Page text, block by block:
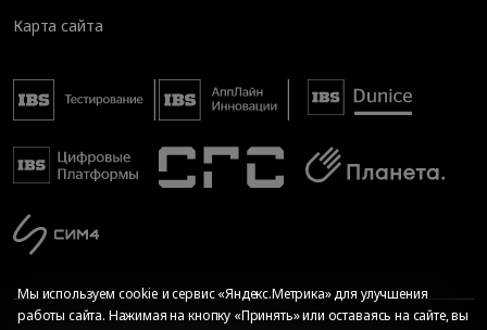
Карта сайта
Мы используем cookie и сервис «Яндекс.Метрика» для улучшения
работы сайта. Нажимая на кнопку «Принять» или оставаясь на сайте, вы